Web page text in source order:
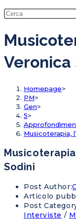
Veronica
Homepage>
PM>
Gen>
5>
Musicoterapia,
Sodini
Post Author:
Articolo
Post
Interviste /